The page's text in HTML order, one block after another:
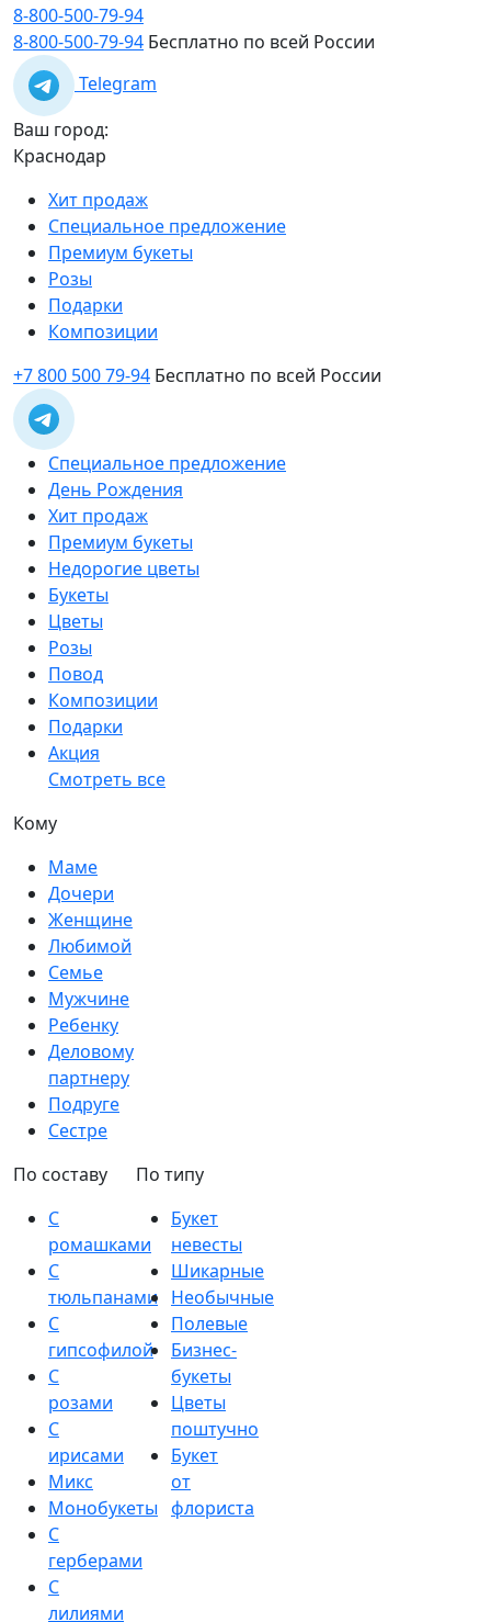
8-800-500-79-94
8-800-500-79-94 Бесплатно по всей России
Telegram
Ваш город:
Краснодар
Хит продаж
Специальное предложение
Премиум букеты
Розы
Подарки
Композиции
+7 800 500 79-94 Бесплатно по всей России
Специальное предложение
День Рождения
Хит продаж
Премиум букеты
Недорогие цветы
Букеты
Цветы
Розы
Повод
Композиции
Подарки
Акция
Смотреть все
Кому
Маме
Дочери
Женщине
Любимой
Семье
Мужчине
Ребенку
Деловому
партнеру
Подруге
Сестре
По составу
С
ромашками
С
тюльпанами
С
гипсофилой
С
розами
С
ирисами
Микс
Монобукеты
С
герберами
С
лилиями
По типу
Букет
невесты
Шикарные
Необычные
Полевые
Бизнес-
букеты
Цветы
поштучно
Букет
от
флориста